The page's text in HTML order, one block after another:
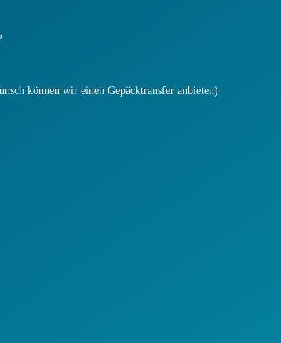
können wir einen Gepäcktransfer anbieten)